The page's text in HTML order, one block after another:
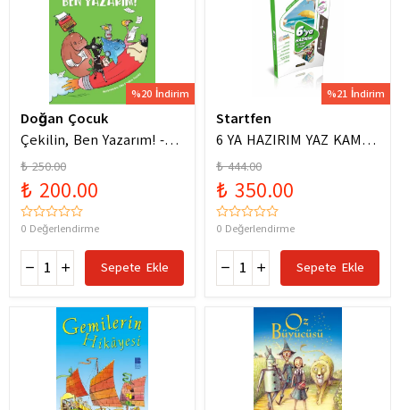
%20 İndirim
Doğan Çocuk
Çekilin, Ben Yazarım! -
Anıl Basılı
₺ 250.00
₺ 200.00
0 Değerlendirme
Sepete Ekle
%21 İndirim
Startfen
6 YA HAZIRIM YAZ KAMPI
FÖYLERİ
₺ 444.00
₺ 350.00
0 Değerlendirme
Sepete Ekle